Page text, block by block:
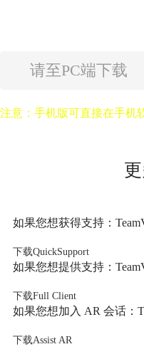
请至PC端下载
注意：手机版可直接在手机
如果您想获得支持：
下载QuickSupport
如果您想提供支持：
下载Full Client
如果您想加入 AR 会话：
下载Assist AR